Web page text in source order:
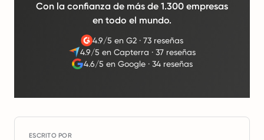
Con la confianza de más de 1.300 empresas
en todo el mundo.
4.9/5 en G2 ·73 reseñas
4.9/5 en Capterra ·37 reseñas
4.6/5 en Google· 34 reseñas
ESCRITO POR